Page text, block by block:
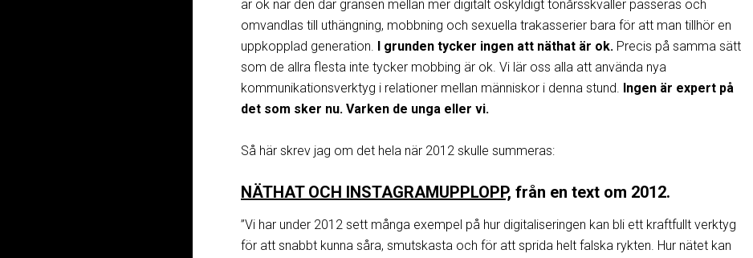
är ok när den där gränsen mellan mer digitalt oskyldigt tonårsskvaller passeras och
omvandlas till uthängning, mobbning och sexuella trakasserier bara för att man tillhör en
uppkopplad generation. I grunden tycker ingen att näthat är ok. Precis på samma sätt
som de allra flesta inte tycker mobbing är ok. Vi lär oss alla att använda nya
kommunikationsverktyg i relationer mellan människor i denna stund. Ingen är expert på
det som sker nu. Varken de unga eller vi.
Så här skrev jag om det hela när 2012 skulle summeras:
NÄTHAT OCH INSTAGRAMUPPLOPP, från en text om 2012.
”Vi har under 2012 sett många exempel på hur digitaliseringen kan bli ett kraftfullt verktyg
för att snabbt kunna såra, smutskasta och för att sprida helt falska rykten. Hur nätet kan